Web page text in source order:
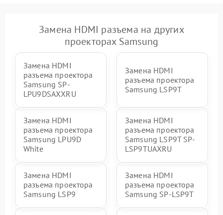
Замена HDMI разъема на других
проекторах Samsung
Замена HDMI
разъема проектора
Samsung SP-
LPU9DSAXXRU
Замена HDMI
разъема проектора
Samsung LSP9T
Замена HDMI
разъема проектора
Samsung LPU9D
White
Замена HDMI
разъема проектора
Samsung LSP9T SP-
LSP9TUAXRU
Замена HDMI
разъема проектора
Samsung LSP9
Замена HDMI
разъема проектора
Samsung SP-LSP9T